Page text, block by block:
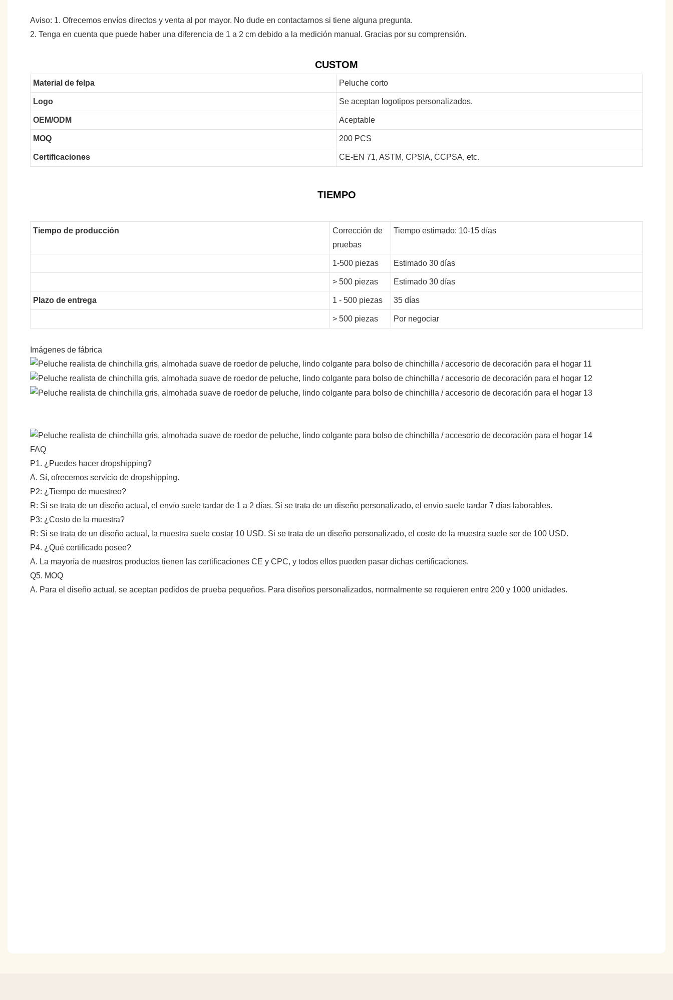
Aviso: 1. Ofrecemos envíos directos y venta al por mayor. No dude en contactarnos si tiene alguna pregunta.
2. Tenga en cuenta que puede haber una diferencia de 1 a 2 cm debido a la medición manual. Gracias por su comprensión.
CUSTOM
Material de felpa Peluche corto
Logo Se aceptan logotipos personalizados.
OEM/ODM Aceptable
MOQ 200 PCS
Certificaciones CE-EN 71, ASTM, CPSIA, CCPSA, etc.
TIEMPO
Tiempo de producción
Corrección de
pruebas
Tiempo estimado: 10-15 días
1-500 piezas Estimado 30 días
> 500 piezas Estimado 30 días
Plazo de entrega 1 - 500 piezas 35 días
> 500 piezas Por negociar
Imágenes de fábrica
FAQ
P1. ¿Puedes hacer dropshipping?
A. Sí, ofrecemos servicio de dropshipping.
P2: ¿Tiempo de muestreo?
R: Si se trata de un diseño actual, el envío suele tardar de 1 a 2 días. Si se trata de un diseño personalizado, el envío suele tardar 7 días laborables.
P3: ¿Costo de la muestra?
R: Si se trata de un diseño actual, la muestra suele costar 10 USD. Si se trata de un diseño personalizado, el coste de la muestra suele ser de 100 USD.
P4. ¿Qué certificado posee?
A. La mayoría de nuestros productos tienen las certificaciones CE y CPC, y todos ellos pueden pasar dichas certificaciones.
Q5. MOQ
A. Para el diseño actual, se aceptan pedidos de prueba pequeños. Para diseños personalizados, normalmente se requieren entre 200 y 1000 unidades.